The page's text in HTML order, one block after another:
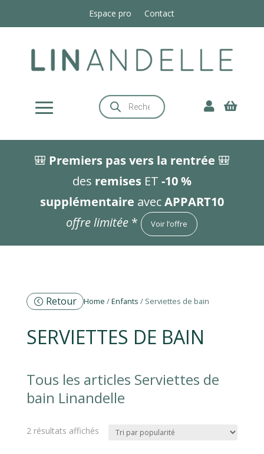
Espace pro Contact
Recherche
de
produits
 
🎒 Premiers pas vers la rentrée 🎒
des remisesET -10 %
supplémentaire avecAPPART10
offre limitée * Voir l’offre
Retour Home /Enfants / Serviettes de bain
SERVIETTES DE BAIN
Tous les articles Serviettes de
bain Linandelle
2 résultats affichésTrié